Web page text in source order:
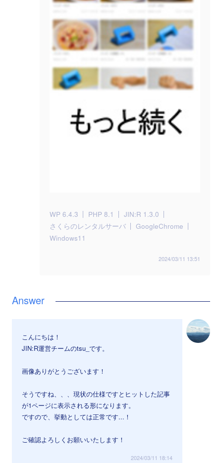
WP 6.4.3 PHP 8.1
JIN:R 1.3.0
さくらのレンタルサーバ
GoogleChrome
Windows11
2024/03/11 13:51
こんにちは！
JIN:R運営チームのtsu_です。
画像ありがとうございます！
そうですね、、、現状の仕様ですとヒットした記事
が1ページに表示される形になります。
ですので、挙動としては正常です...！
ご確認よろしくお願いいたします！
2024/03/11 18:14